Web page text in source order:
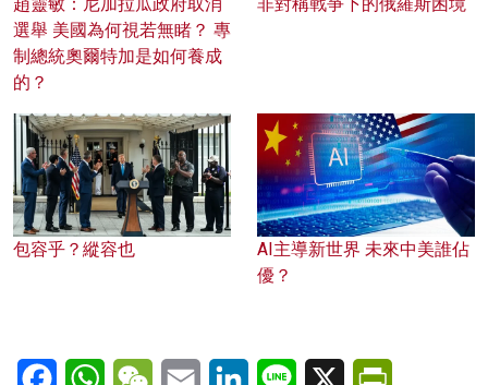
選舉 美國為何視若無睹？ 專
制總統奧爾特加是如何養成
的？
包容乎？縱容也
AI主導新世界 未來中美誰佔
優？
FacebookWhatsAppWeChatEmail LinkedInLine X